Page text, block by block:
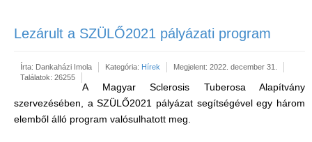
Lezárult a SZÜLŐ2021 pályázati program
Írta: Dankaházi Imola Kategória: Hírek
Megjelent: 2022. december 31.
Találatok: 26255
A Magyar Sclerosis Tuberosa Alapítvány
szervezésében, a SZÜLŐ2021 pályázat segítségével egy három
elemből álló program valósulhatott meg.